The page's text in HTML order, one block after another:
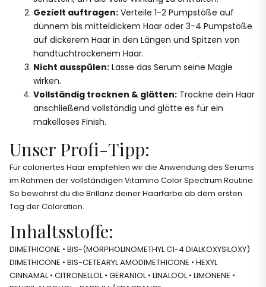
Gezielt auftragen: Verteile 1-2 Pumpstöße auf
dünnem bis mitteldickem Haar oder 3-4 Pumpstöße
auf dickerem Haar in den Längen und Spitzen von
handtuchtrockenem Haar.
Nicht ausspülen: Lasse das Serum seine Magie
wirken.
Vollständig trocknen & glätten: Trockne dein Haar
anschließend vollständig und glätte es für ein
makelloses Finish.
Unser Profi-Tipp:
Für coloriertes Haar empfehlen wir die Anwendung des Serums
im Rahmen der vollständigen Vitamino Color Spectrum Routine.
So bewahrst du die Brillanz deiner Haarfarbe ab dem ersten
Tag der Coloration.
Inhaltsstoffe:
DIMETHICONE • BIS-(MORPHOLINOMETHYL C1-4 DIALKOXYSILOXY)
DIMETHICONE • BIS-CETEARYL AMODIMETHICONE • HEXYL
CINNAMAL • CITRONELLOL • GERANIOL • LINALOOL • LIMONENE •